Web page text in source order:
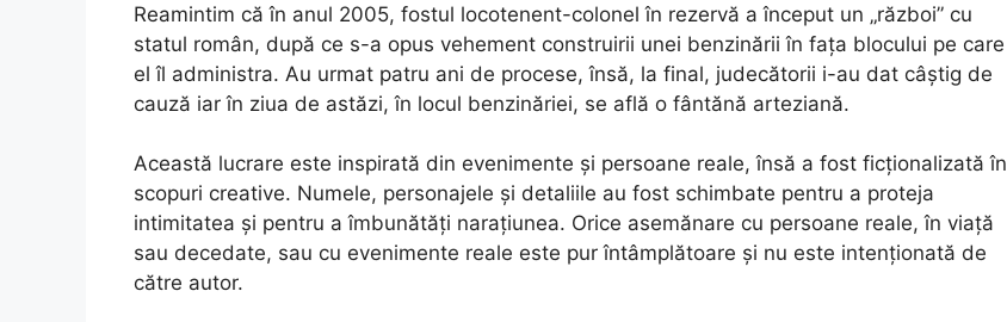
Reamintim că în anul 2005, fostul locotenent-colonel în rezervă a început un „război” cu
statul român, după ce s-a opus vehement construirii unei benzinării în fața blocului pe care
el îl administra. Au urmat patru ani de procese, însă, la final, judecătorii i-au dat câștig de
cauză iar în ziua de astăzi, în locul benzinăriei, se află o fântănă arteziană.
Această lucrare este inspirată din evenimente și persoane reale, însă a fost ficționalizată în
scopuri creative. Numele, personajele și detaliile au fost schimbate pentru a proteja
intimitatea și pentru a îmbunătăți narațiunea. Orice asemănare cu persoane reale, în viață
sau decedate, sau cu evenimente reale este pur întâmplătoare și nu este intenționată de
către autor.